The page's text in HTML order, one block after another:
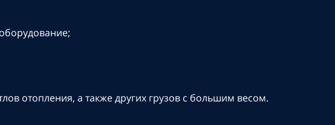
отопления, а также других грузов с большим весом.